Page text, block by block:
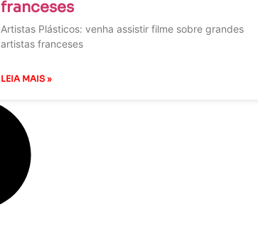
franceses
Artistas Plásticos: venha assistir filme sobre grandes
artistas franceses
LEIA MAIS »